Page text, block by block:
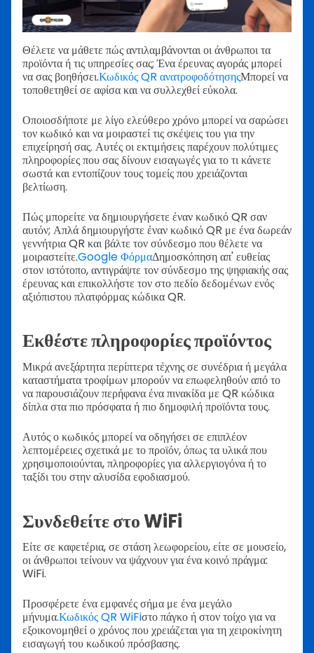
Θέλετε να μάθετε πώς αντιλαμβάνονται οι άνθρωποι τα
προϊόντα ή τις υπηρεσίες σας; Ένα έρευνας αγοράς μπορεί
να σας βοηθήσει.Κωδικός QR ανατροφοδότησηςΜπορεί να
τοποθετηθεί σε αφίσα και να συλλεχθεί εύκολα.
Οποιοσδήποτε με λίγο ελεύθερο χρόνο μπορεί να σαρώσει
τον κωδικό και να μοιραστεί τις σκέψεις του για την
επιχείρησή σας. Αυτές οι εκτιμήσεις παρέχουν πολύτιμες
πληροφορίες που σας δίνουν εισαγωγές για το τι κάνετε
σωστά και εντοπίζουν τους τομείς που χρειάζονται
βελτίωση.
Πώς μπορείτε να δημιουργήσετε έναν κωδικό QR σαν
αυτόν; Απλά δημιουργήστε έναν κωδικό QR με ένα δωρεάν
γεννήτρια QR και βάλτε τον σύνδεσμο που θέλετε να
μοιραστείτε.Google ΦόρμαΔημοσκόπηση απ' ευθείας
στον ιστότοπο, αντιγράψτε τον σύνδεσμο της ψηφιακής σας
έρευνας και επικολλήστε τον στο πεδίο δεδομένων ενός
αξιόπιστου πλατφόρμας κώδικα QR.
Εκθέστε πληροφορίες προϊόντος
Μικρά ανεξάρτητα περίπτερα τέχνης σε συνέδρια ή μεγάλα
καταστήματα τροφίμων μπορούν να επωφεληθούν από το
να παρουσιάζουν περήφανα ένα πινακίδα με QR κώδικα
δίπλα στα πιο πρόσφατα ή πιο δημοφιλή προϊόντα τους.
Αυτός ο κωδικός μπορεί να οδηγήσει σε επιπλέον
λεπτομέρειες σχετικά με το προϊόν, όπως τα υλικά που
χρησιμοποιούνται, πληροφορίες για αλλεργιογόνα ή το
ταξίδι του στην αλυσίδα εφοδιασμού.
Συνδεθείτε στο WiFi
Είτε σε καφετέρια, σε στάση λεωφορείου, είτε σε μουσείο,
οι άνθρωποι τείνουν να ψάχνουν για ένα κοινό πράγμα:
WiFi.
Προσφέρετε ένα εμφανές σήμα με ένα μεγάλο
μήνυμα.Κωδικός QR WiFiστο πάγκο ή στον τοίχο για να
εξοικονομηθεί ο χρόνος που χρειάζεται για τη χειροκίνητη
εισαγωγή του κωδικού πρόσβασης.